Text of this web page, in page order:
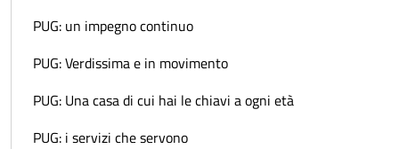
PUG: un impegno continuo
PUG: Verdissima e in movimento
PUG: Una casa di cui hai le chiavi a ogni età
PUG: i servizi che servono